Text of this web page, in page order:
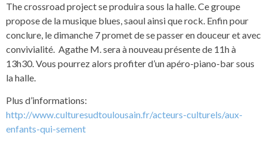
The crossroad project se produira sous la halle. Ce groupe
propose de la musique blues, saoul ainsi que rock. Enfin pour
conclure, le dimanche 7 promet de se passer en douceur et avec
convivialité. Agathe M. sera à nouveau présente de 11h à
13h30. Vous pourrez alors profiter d’un apéro-piano-bar sous
la halle.
Plus d’informations:
http://www.culturesudtoulousain.fr/acteurs-culturels/aux-
enfants-qui-sement